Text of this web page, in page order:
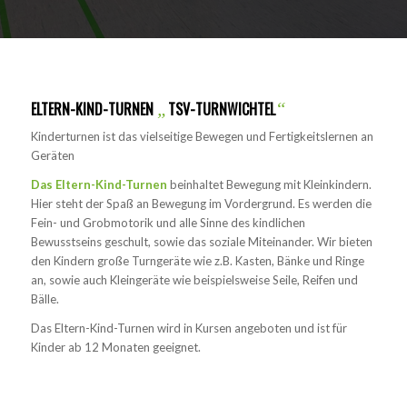
ELTERN-KIND-TURNEN „ TSV-TURNWICHTEL“
Kinderturnen ist das vielseitige Bewegen und Fertigkeitslernen an
Geräten
Das Eltern-Kind-Turnen beinhaltet Bewegung mit Kleinkindern.
Hier steht der Spaß an Bewegung im Vordergrund. Es werden die
Fein- und Grobmotorik und alle Sinne des kindlichen
Bewusstseins geschult, sowie das soziale Miteinander. Wir bieten
den Kindern große Turngeräte wie z.B. Kasten, Bänke und Ringe
an, sowie auch Kleingeräte wie beispielsweise Seile, Reifen und
Bälle.
Das Eltern-Kind-Turnen wird in Kursen angeboten und ist für
Kinder ab 12 Monaten geeignet.